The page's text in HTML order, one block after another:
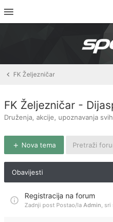
FK Željezničar
FK Željezničar -
Druženja, akcije, upoznavanja
Nova tema
Obavijesti
Registracija na forum
Zadnji post Postao/la Admin, sri